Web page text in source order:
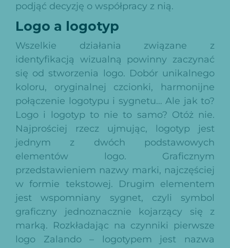
podjąć decyzję o współpracy z nią.
Logo a logotyp
Wszelkie działania związane z
identyfikacją wizualną powinny zaczynać
się od stworzenia logo. Dobór unikalnego
koloru, oryginalnej czcionki, harmonijne
połączenie logotypu i sygnetu… Ale jak to?
Logo i logotyp to nie to samo? Otóż nie.
Najprościej rzecz ujmując, logotyp jest
jednym z dwóch podstawowych
elementów logo. Graficznym
przedstawieniem nazwy marki, najczęściej
w formie tekstowej. Drugim elementem
jest wspomniany sygnet, czyli symbol
graficzny jednoznacznie kojarzący się z
marką. Rozkładając na czynniki pierwsze
logo Zalando– logotypem jest nazwa